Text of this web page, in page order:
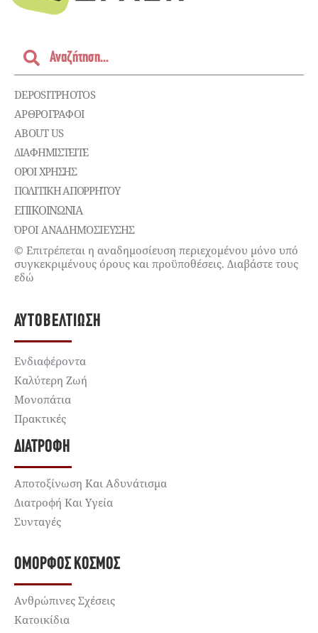
DEPOSITPHOTOS
ΑΡΘΡΟΓΡΑΦΟΙ
ABOUT US
ΔΙΑΦΗΜΙΣΤΕΊΤΕ
ΌΡΟΙ ΧΡΉΣΗΣ
ΠΟΛΙΤΙΚΉ ΑΠΟΡΡΉΤΟΥ
ΕΠΙΚΟΙΝΩΝΊΑ
ΌΡΟΙ ΑΝΑΔΗΜΟΣΙΕΥΣΗΣ
© Επιτρέπεται η αναδημοσίευση περιεχομένου μόνο υπό
συγκεκριμένους όρους και προϋποθέσεις. Διαβάστε τους
εδώ
ΑΥΤΟΒΕΛΤΊΩΣΗ
Ενδιαφέροντα
Καλύτερη Ζωή
Μονοπάτια
Πρακτικές
ΔΙΑΤΡΟΦΉ
Αποτοξίνωση Και Αδυνάτισμα
Διατροφή Και Υγεία
Συνταγές
ΌΜΟΡΦΟΣ ΚΌΣΜΟΣ
Ανθρώπινες Σχέσεις
Κατοικίδια